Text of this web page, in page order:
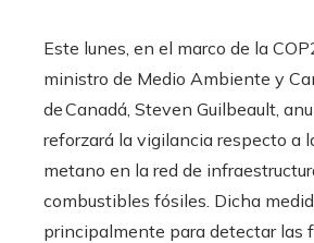
Este lunes, en el marco de la
ministro de Medio Ambiente y
de Canadá, Steven Guilbeault,
reforzará la vigilancia respecto a
metano en la red de
combustibles fósiles. Dicha
principalmente para detectar las